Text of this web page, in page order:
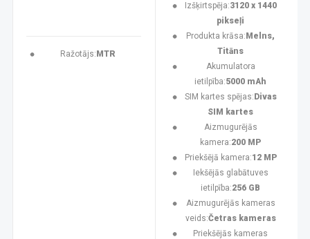
Ražotājs: MTR
Izšķirtspēja:3120 x 1440
pikseļi
Produkta krāsa: Melns,
Titāns
Akumulatora
ietilpība:5000 mAh
SIM kartes spējas: Divas
SIM kartes
Aizmugurējās
kamera:200 MP
Priekšējā kamera:12 MP
Iekšējās glabātuves
ietilpība:256 GB
Aizmugurējās kameras
veids:Četras kameras
Priekšējās kameras